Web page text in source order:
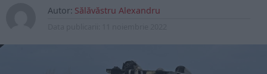
Autor: Sălăvăstru Alexandru